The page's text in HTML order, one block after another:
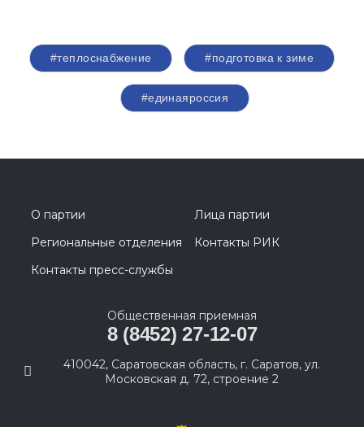
#теплоснабжение #подготовка к зиме
#единаяроссия
О партии
Лица партии
Региональные отделения
Контакты РИК
Контакты пресс-службы
Общественная приемная
8 (8452) 27-12-07
410042, Саратовская область, г. Саратов, ул.
Московская д. 72, строение 2